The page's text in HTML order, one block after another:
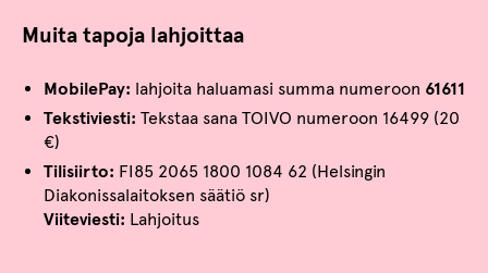
Muita tapoja lahjoittaa
MobilePay: lahjoita haluamasi summa numeroon 61611
Tekstiviesti: Tekstaa sana TOIVO numeroon 16499 (20
€)
Tilisiirto: FI85 2065 1800 1084 62 (Helsingin
Diakonissalaitoksen säätiö sr)
Viiteviesti: Lahjoitus